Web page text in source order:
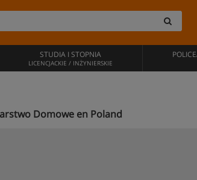
STUDIA I STOPNIA
LICENCJACKIE / INŻYNIERSKIE
Domowe en Poland